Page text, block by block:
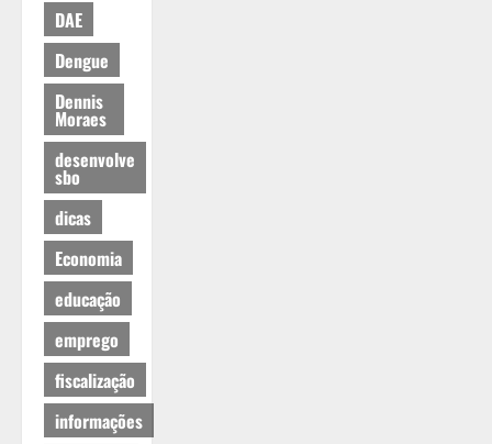
DAE
Dengue
Dennis
Moraes
desenvolve
sbo
dicas
Economia
educação
emprego
fiscalização
informações